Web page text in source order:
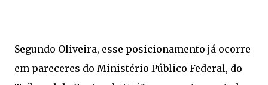
Segundo Oliveira, esse posicionamento já ocorre
em pareceres do Ministério Público Federal, do